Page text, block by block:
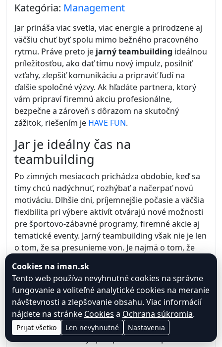
Kategória: Management
Jar prináša viac svetla, viac energie a prirodzene aj
väčšiu chuť byť spolu mimo bežného pracovného
rytmu. Práve preto je jarný teambuilding ideálnou
príležitosťou, ako dať tímu nový impulz, posilniť
vzťahy, zlepšiť komunikáciu a pripraviť ľudí na
ďalšie spoločné výzvy. Ak hľadáte partnera, ktorý
vám pripraví firemnú akciu profesionálne,
bezpečne a zároveň s dôrazom na skutočný
zážitok, riešením je HAVE FUN.
Jar je ideálny čas na
teambuilding
Po zimných mesiacoch prichádza obdobie, keď sa
tímy chcú nadýchnuť, rozhýbať a načerpať novú
motiváciu. Dlhšie dni, príjemnejšie počasie a väčšia
flexibilita pri výbere aktivít otvárajú nové možnosti
pre športovo-zábavné programy, firemné akcie aj
tematické eventy. Jarný teambuilding však nie je len
o tom, že sa presunieme von. Je najmä o tom, že
spoznajú, začnú prirodzene komunikovať a zažijú
situácie, ktoré ich naučia fungovať ešte lepšie ako
tím.
Dobrá firemná akcia dnes nie je len „program
navyše“. Je to investícia do ľudí, vzťahov, atmosféry
vo firme a do kvality spolupráce. Práve preto má
Cookies na iman.sk
Tento web používa nevyhnutné cookies na správne
fungovanie a voliteľné analytické cookies na meranie
návštevnosti a zlepšovanie obsahu. Viac informácií
nájdete na stránke Cookies a Ochrana súkromia.
Prijať všetko Len nevyhnutné Nastavenia